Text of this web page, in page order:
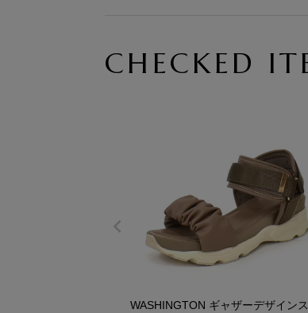
CHECKED
WASHINGTON ギャザーデザイン